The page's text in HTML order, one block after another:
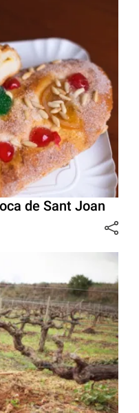
de Sant Joan